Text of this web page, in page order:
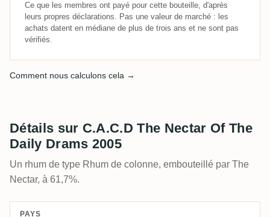
Ce que les membres ont payé pour cette bouteille, d'après
leurs propres déclarations. Pas une valeur de marché : les
achats datent en médiane de plus de trois ans et ne sont pas
vérifiés.
Comment nous calculons cela →
Détails sur C.A.C.D The Nectar Of The
Daily Drams 2005
Un rhum de type Rhum de colonne, embouteillé par The
Nectar, à 61,7%.
PAYS